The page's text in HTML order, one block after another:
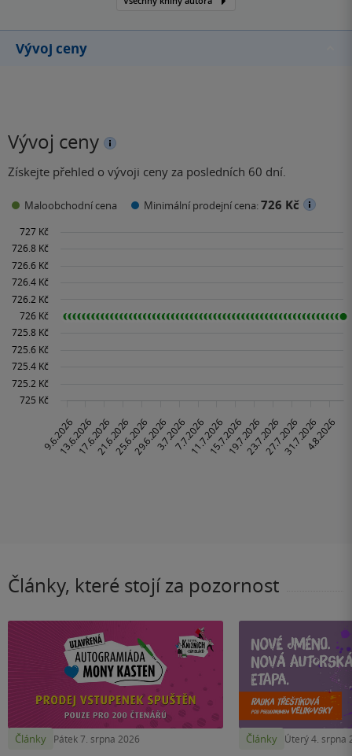
patřili…
Vývoj ceny
Vývoj ceny
Získejte přehled o vývoji ceny za posledních 60 dní.
Maloobchodní cena Minimální prodejní cena:726 Kč
Články, které stojí za pozornost
Články Pátek 7. srpna 2026 Články Úterý 4. srpna